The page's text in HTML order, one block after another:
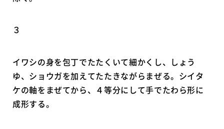
３
イワシの身を包丁でたたくいて細かくし、しょう
ゆ、ショウガを加えてたたきながらまぜる。シイタ
ケの軸をまぜてから、４等分にして手でたわら形に
成形する。